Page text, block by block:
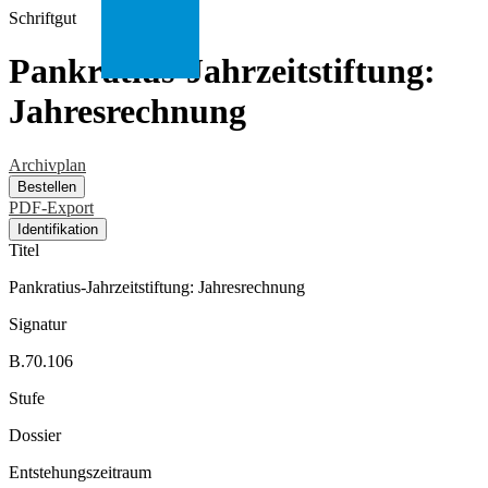
Schriftgut
Pankratius-Jahrzeitstiftung:
Jahresrechnung
Archivplan
Bestellen
PDF-Export
Identifikation
Titel
Pankratius-Jahrzeitstiftung: Jahresrechnung
Signatur
B.70.106
Stufe
Dossier
Entstehungszeitraum